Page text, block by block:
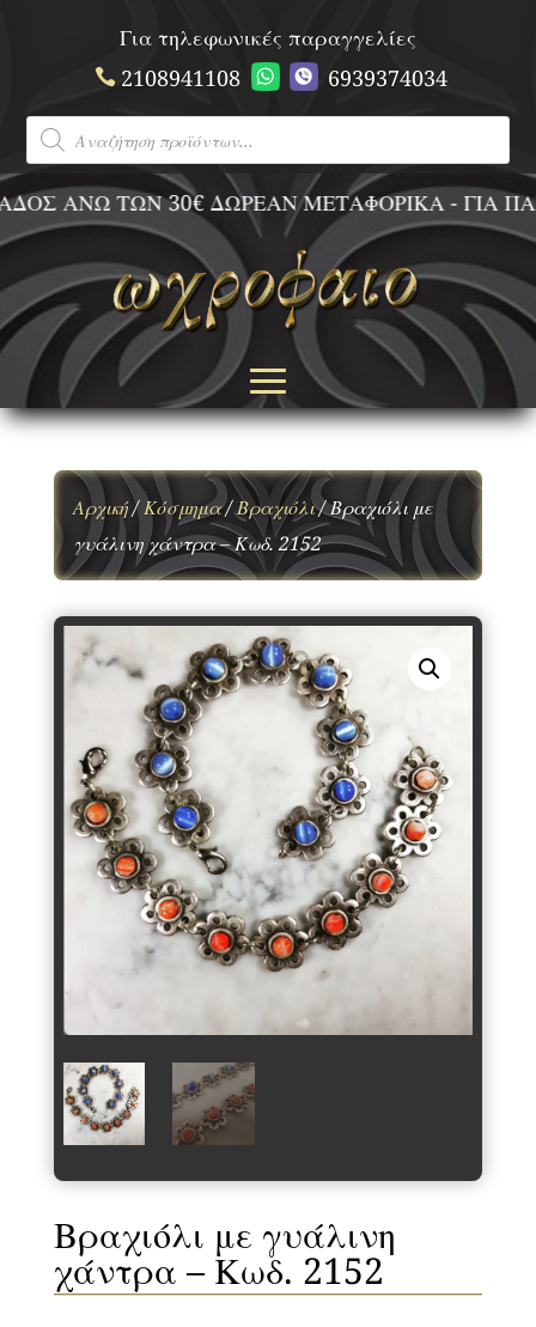
Για τηλεφωνικές παραγγελίες
2108941108
6939374034
Products
search
ΑΝΩ ΤΩΝ 30€ ΔΩΡΕΑΝ ΜΕΤΑΦΟΡΙΚΑ - ΓΙΑ
Αρχική/Κόσμημα/Βραχιόλι/ Βραχιόλι με
γυάλινη χάντρα – Κωδ. 2152
Βραχιόλι με γυάλινη
χάντρα – Κωδ. 2152